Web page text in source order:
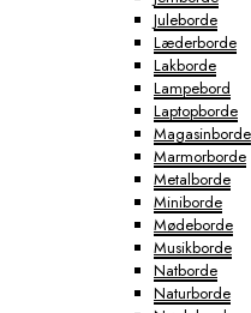
Juleborde
Læderborde
Lakborde
Lampebord
Laptopborde
Magasinborde
Marmorborde
Metalborde
Miniborde
Mødeborde
Musikborde
Natborde
Naturborde